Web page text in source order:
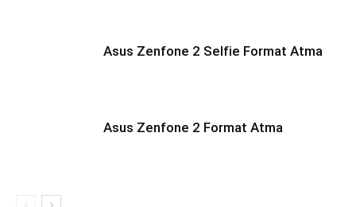
Asus Zenfone 2 Selfie Format Atma
Asus Zenfone 2 Format Atma